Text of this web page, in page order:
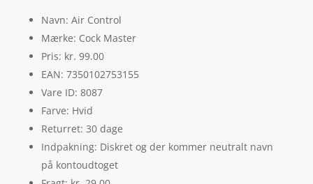
Navn: Air Control
Mærke: Cock Master
Pris: kr. 99.00
EAN: 7350102753155
Vare ID: 8087
Farve: Hvid
Returret: 30 dage
Indpakning: Diskret og der kommer neutralt navn
på kontoudtoget